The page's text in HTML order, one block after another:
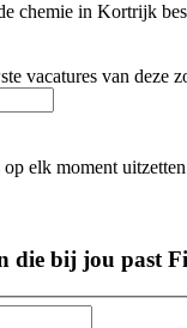
chemie in Kortrijk
vacatures van deze
elk moment
die bij jou past